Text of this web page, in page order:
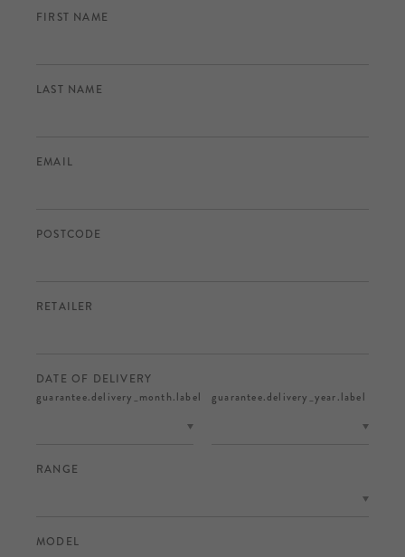
FIRST NAME
LAST NAME
EMAIL
POSTCODE
RETAILER
DATE OF DELIVERY
guarantee.delivery_month.label
guarantee.delivery_year.label
RANGE
MODEL